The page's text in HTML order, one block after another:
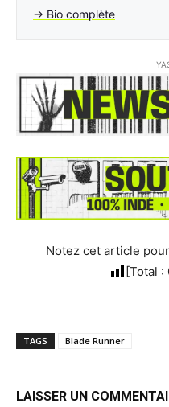
→ Bio complète
Notez cet article
[Total :
TAGS Blade Runner
LAISSER UN